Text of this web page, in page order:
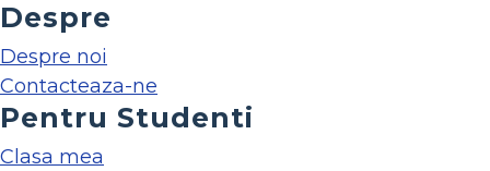
Despre
Despre noi
Contacteaza-ne
Pentru Studenti
Clasa mea